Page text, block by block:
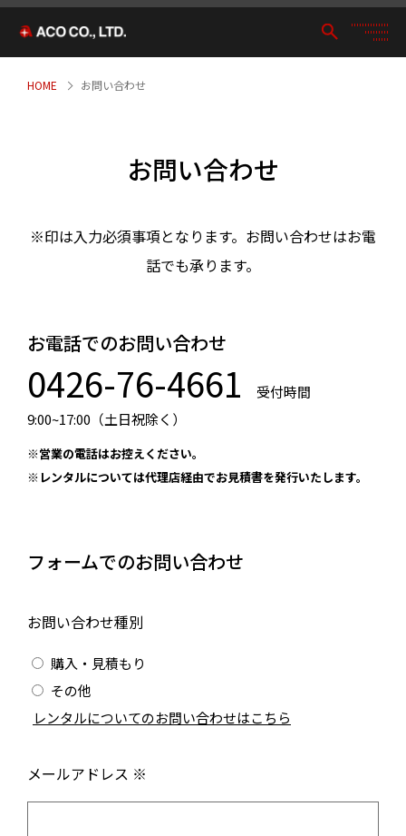
HOME お問い合わせ
お問い合わせ
※印は入力必須事項となります。お問い合わせはお電
話でも承ります。
お電話でのお問い合わせ
0426-76-4661
受付時間
9:00~17:00（土日祝除く）
※営業の電話はお控えください。
※レンタルについては代理店経由でお見積書を発行いたします。
フォームでのお問い合わせ
お問い合わせ種別
購入・見積もり
その他
レンタルについてのお問い合わせはこちら
メールアドレス ※